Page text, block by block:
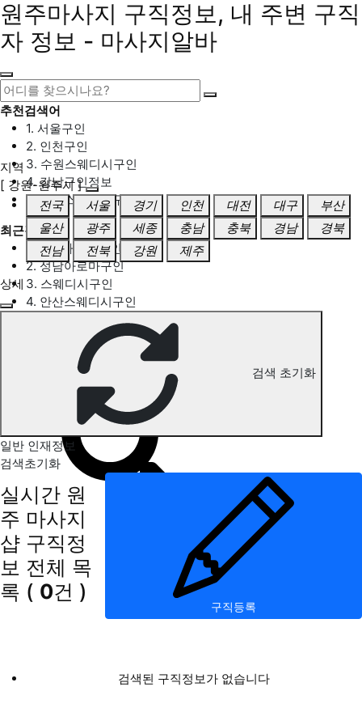
원주마사지 구직정보, 내 주변 구직
자 정보 - 마사지알바
추천검색어
1. 서울구인
2. 인천구인
3. 수원스웨디시구인
4. 강남구인정보
5. 동탄스웨디시구인
최근검색어
1. 일산마사지구인
2. 성남아로마구인
3. 스웨디시구인
4. 안산스웨디시구인
원주 마사지 구직정보
지역
[ 강원-원주시 ]
전국
서울 경기 인천 대전 대구
부산
울산
광주 세종 충남 충북 경남
경북
전남
전북 강원 제주
상세
검색 초기화
일반 인재정보
검색초기화
실시간 원
주 마사지
샵 구직정
보 전체 목
록 ( 0건 )
구직등록
검색된 구직정보가 없습니다